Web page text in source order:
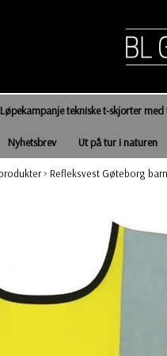
Løpekampanje tekniske t-skjorter
Nyhetsbrev Ut på tur i naturen
> Refleksvest Gøteborg